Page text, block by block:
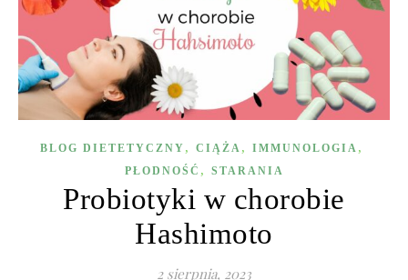
BLOG DIETETYCZNY , CIĄŻA , IMMUNOLOGIA ,
PŁODNOŚĆ , STARANIA
Probiotyki w chorobie
Hashimoto
2 sierpnia, 2023